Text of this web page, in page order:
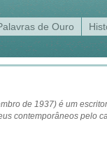
de Ouro
de 1937) é um
contemporâneos pelo